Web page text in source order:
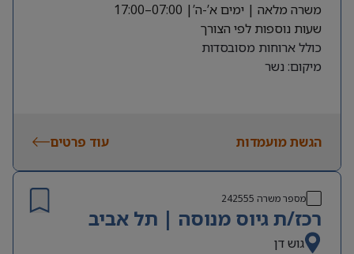
משרה מלאה | ימים א’-ה’| 07:00–17:00
שעות נוספות לפי הצורך
כולל ארוחות מסובסדות
מיקום: נשר
הגשת מועמדות עוד פרטים
מספר משרה 242555
רכז/ת גיוס מנוסה | תל אביב
גוש דן